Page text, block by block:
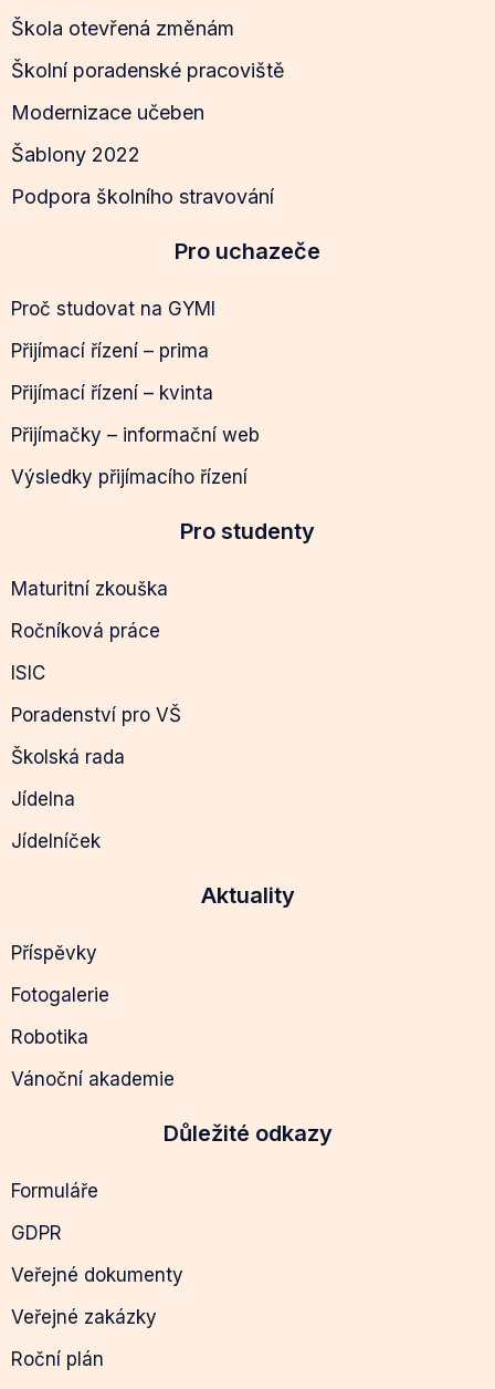
Škola otevřená změnám
Školní poradenské pracoviště
Modernizace učeben
Šablony 2022
Podpora školního stravování
Pro uchazeče
Proč studovat na GYMI
Přijímací řízení – prima
Přijímací řízení – kvinta
Přijímačky – informační web
Výsledky přijímacího řízení
Pro studenty
Maturitní zkouška
Ročníková práce
ISIC
Poradenství pro VŠ
Školská rada
Jídelna
Jídelníček
Aktuality
Příspěvky
Fotogalerie
Robotika
Vánoční akademie
Důležité odkazy
Formuláře
GDPR
Veřejné dokumenty
Veřejné zakázky
Roční plán